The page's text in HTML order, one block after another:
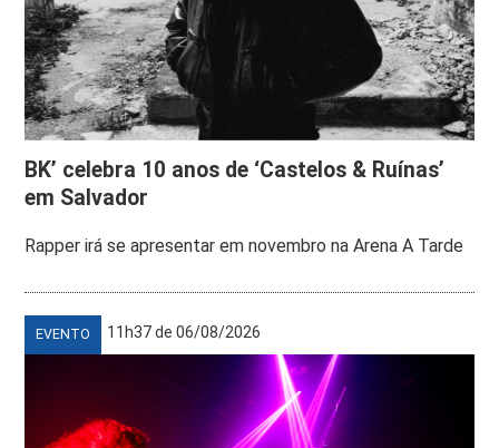
BK’ celebra 10 anos de ‘Castelos & Ruínas’
em Salvador
Rapper irá se apresentar em novembro na Arena A Tarde
EVENTO 11h37 de 06/08/2026